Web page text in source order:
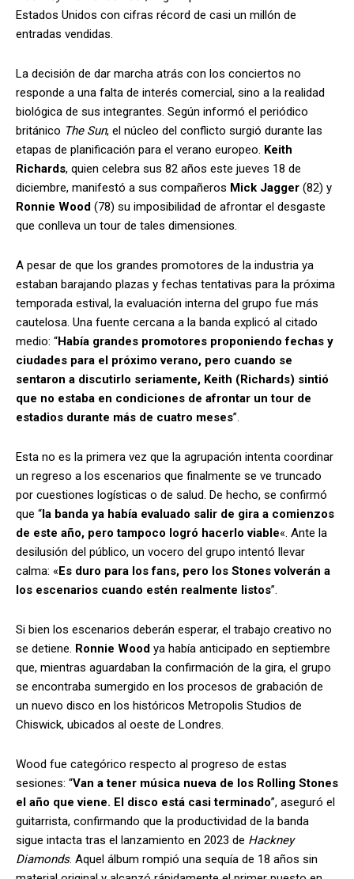
Estados Unidos con cifras récord de casi un millón de
entradas vendidas.
La decisión de dar marcha atrás con los conciertos no
responde a una falta de interés comercial, sino a la realidad
biológica de sus integrantes. Según informó el periódico
británico The Sun, el núcleo del conflicto surgió durante las
etapas de planificación para el verano europeo. Keith
Richards, quien celebra sus 82 años este jueves 18 de
diciembre, manifestó a sus compañeros Mick Jagger (82) y
Ronnie Wood (78) su imposibilidad de afrontar el desgaste
que conlleva un tour de tales dimensiones.
A pesar de que los grandes promotores de la industria ya
estaban barajando plazas y fechas tentativas para la próxima
temporada estival, la evaluación interna del grupo fue más
cautelosa. Una fuente cercana a la banda explicó al citado
medio: “Había grandes promotores proponiendo fechas y
ciudades para el próximo verano, pero cuando se
sentaron a discutirlo seriamente, Keith (Richards) sintió
que no estaba en condiciones de afrontar un tour de
estadios durante más de cuatro meses”.
Esta no es la primera vez que la agrupación intenta coordinar
un regreso a los escenarios que finalmente se ve truncado
por cuestiones logísticas o de salud. De hecho, se confirmó
que “la banda ya había evaluado salir de gira a comienzos
de este año, pero tampoco logró hacerlo viable«. Ante la
desilusión del público, un vocero del grupo intentó llevar
calma: «Es duro para los fans, pero los Stones volverán a
los escenarios cuando estén realmente listos”.
Si bien los escenarios deberán esperar, el trabajo creativo no
se detiene. Ronnie Wood ya había anticipado en septiembre
que, mientras aguardaban la confirmación de la gira, el grupo
se encontraba sumergido en los procesos de grabación de
un nuevo disco en los históricos Metropolis Studios de
Chiswick, ubicados al oeste de Londres.
Wood fue categórico respecto al progreso de estas
sesiones: “Van a tener música nueva de los Rolling Stones
el año que viene. El disco está casi terminado”, aseguró el
guitarrista, confirmando que la productividad de la banda
sigue intacta tras el lanzamiento en 2023 de Hackney
Diamonds. Aquel álbum rompió una sequía de 18 años sin